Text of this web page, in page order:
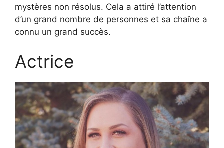
mystères non résolus. Cela a attiré l’attention
d’un grand nombre de personnes et sa chaîne a
connu un grand succès.
Actrice